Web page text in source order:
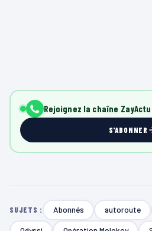
Rejoignez la chaîne ZayActu
S'ABONNER
SUJETS : Abonnés autoroute